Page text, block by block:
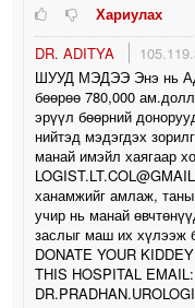
Хариулах
DR. ADITYA
ШУУД МЭДЭЭ Энэ нь
бөөрөө 780,000
эрүүл бөөрний
нийтэд мэдэгдэх
манай имэйл хаягаар
ханамжийг амлаж,
учир нь манай
заслыг маш их хүлээж
DONATE YOUR
THIS HOSPITAL EMAIL: